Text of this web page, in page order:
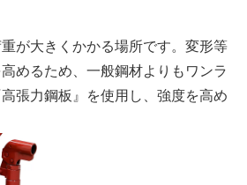
が大きくかかる場所です。変形等
めるため、一般鋼材よりもワンラ
張力鋼板』を使用し、強度を高め